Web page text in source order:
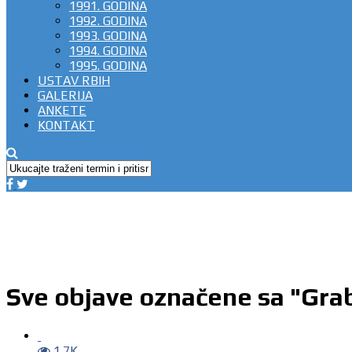
1991. GODINA
1992. GODINA
1993. GODINA
1994. GODINA
1995. GODINA
USTAV RBIH
GALERIJA
ANKETE
KONTAKT
Sve objave označene sa